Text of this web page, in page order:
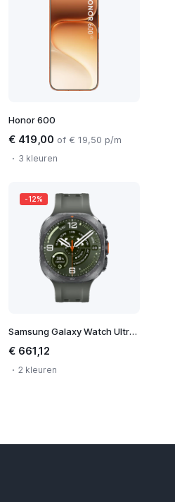
Honor 600
€ 419,00 of € 19,50 p/m
3 kleuren
-12%
Samsung Galaxy Watch Ultra 2
€ 661,12
2 kleuren